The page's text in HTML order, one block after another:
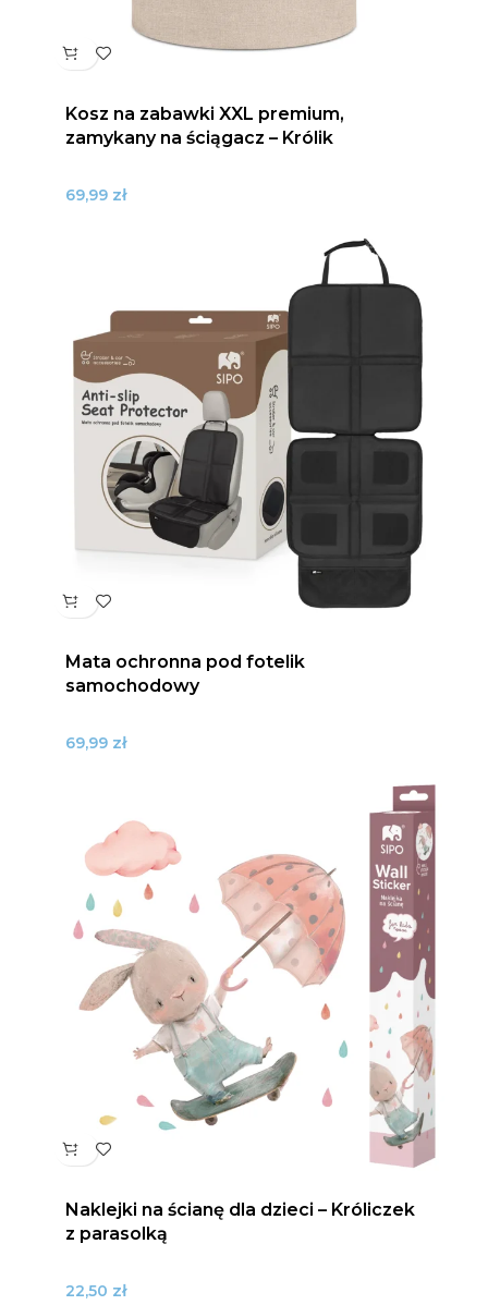
Kosz na zabawki XXL premium,
zamykany na ściągacz – Królik
69,99 zł
Mata ochronna pod fotelik
samochodowy
69,99 zł
Naklejki na ścianę dla dzieci – Króliczek
z parasolką
22,50 zł